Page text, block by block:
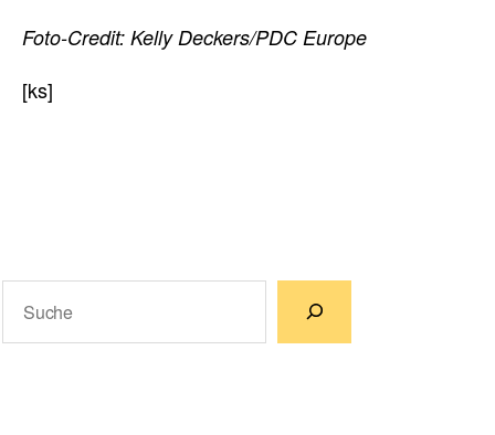
Foto-Credit: Kelly Deckers/PDC Europe
[ks]